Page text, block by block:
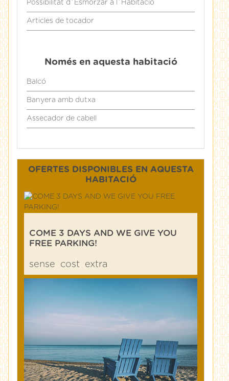
Possibilitat d´Esmorzar a l´Habitació
Articles de tocador
Només en aquesta habitació
Balcó
Banyera amb dutxa
Assecador de cabell
OFERTES DISPONIBLES EN AQUESTA
HABITACIÓ
COME 3 DAYS AND WE GIVE YOU
FREE PARKING!
sense cost extra